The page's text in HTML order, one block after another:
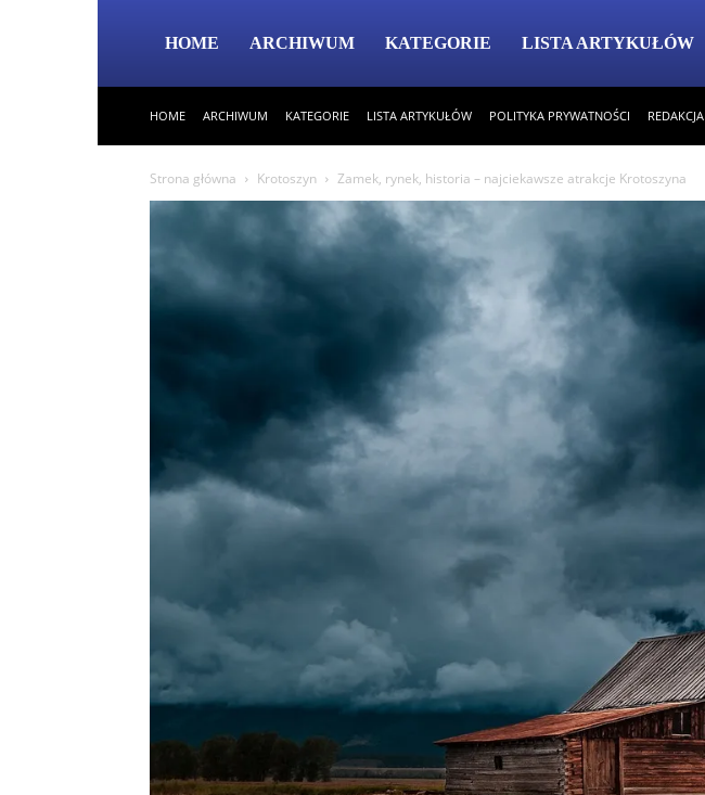
HOME ARCHIWUM KATEGORIE LISTA ARTYKUŁÓW
HOME ARCHIWUM KATEGORIE LISTA ARTYKUŁÓW POLITYKA PRYWATNOŚCI REDAKCJA
Strona główna Krotoszyn Zamek, rynek, historia – najciekawsze atrakcje Krotoszyna